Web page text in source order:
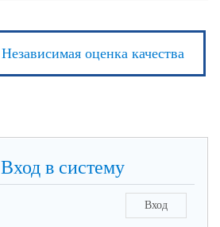
Независимая оценка качества
Вход в систему
Вход